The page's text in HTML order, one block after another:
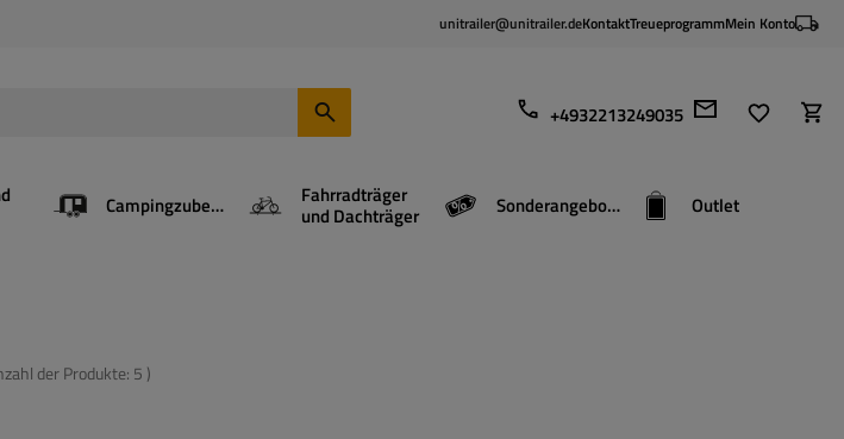
unitrailer@unitrailer.deKontaktTreueprogrammMein Konto
+4932213249035
Campingzubehör Fahrradträger
und Dachträger Sonderangebote Outlet
der Produkte: 5 )